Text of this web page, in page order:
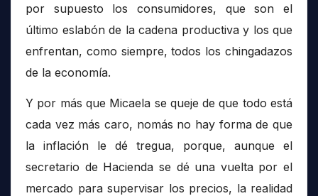
por supuesto los consumidores, que son el
último eslabón de la cadena productiva y los que
enfrentan, como siempre, todos los chingadazos
de la economía.
Y por más que Micaela se queje de que todo está
cada vez más caro, nomás no hay forma de que
la inflación le dé tregua, porque, aunque el
secretario de Hacienda se dé una vuelta por el
mercado para supervisar los precios, la realidad